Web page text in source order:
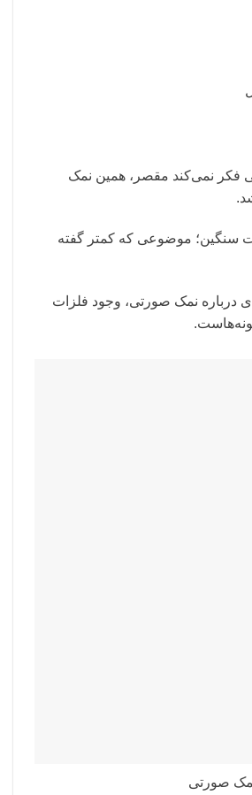
فکر نمی‌کند مقصر، همین نمک
سنگین؛ موضوعی که کمتر گفته
درباره نمک صورتی، وجود فلزات
صورتی